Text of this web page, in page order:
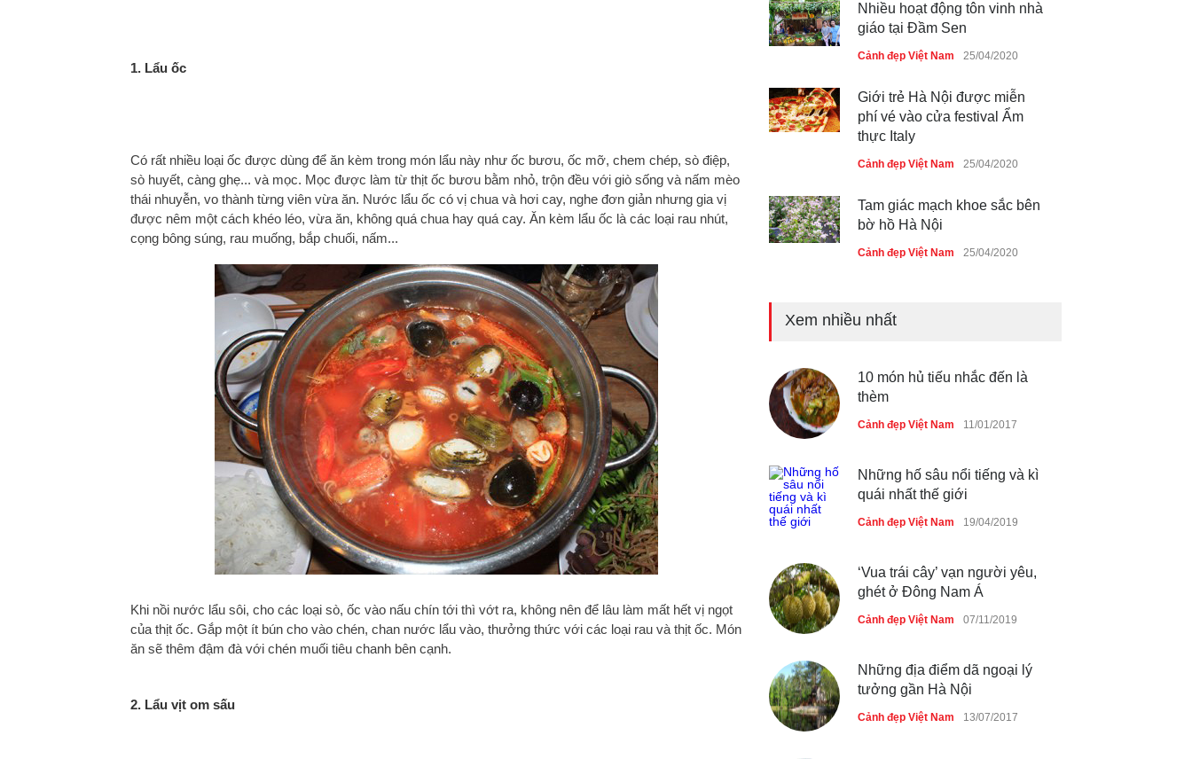
1. Lẩu ốc
Có rất nhiều loại ốc được dùng để ăn kèm trong món lẩu này như ốc bươu, ốc mỡ, chem chép, sò điệp,
sò huyết, càng ghẹ... và mọc. Mọc được làm từ thịt ốc bươu bằm nhỏ, trộn đều với giò sống và nấm mèo
thái nhuyễn, vo thành từng viên vừa ăn. Nước lẩu ốc có vị chua và hơi cay, nghe đơn giản nhưng gia vị
được nêm một cách khéo léo, vừa ăn, không quá chua hay quá cay. Ăn kèm lẩu ốc là các loại rau nhút,
cọng bông súng, rau muống, bắp chuối, nấm...
Khi nồi nước lẩu sôi, cho các loại sò, ốc vào nấu chín tới thì vớt ra, không nên để lâu làm mất hết vị ngọt
của thịt ốc. Gắp một ít bún cho vào chén, chan nước lẩu vào, thưởng thức với các loại rau và thịt ốc. Món
ăn sẽ thêm đậm đà với chén muối tiêu chanh bên cạnh.
2. Lẩu vịt om sấu
Nhiều hoạt động tôn vinh nhà
giáo tại Đầm Sen
Cảnh đẹp Việt Nam 25/04/2020
Giới trẻ Hà Nội được miễn
phí vé vào cửa festival Ẩm
thực Italy
Cảnh đẹp Việt Nam 25/04/2020
Tam giác mạch khoe sắc bên
bờ hồ Hà Nội
Cảnh đẹp Việt Nam 25/04/2020
du lịch quốc gia
Những món ăn đồng quê dân
dã ở Sài Gòn
Cảnh đẹp Việt Nam 25/04/2020
Xem nhiều nhất
10 món hủ tiếu nhắc đến là
thèm
Cảnh đẹp Việt Nam 11/01/2017
Những hố sâu nổi tiếng và kì
quái nhất thế giới
Cảnh đẹp Việt Nam 19/04/2019
‘Vua trái cây’ vạn người yêu,
ghét ở Đông Nam Á
Cảnh đẹp Việt Nam 07/11/2019
Những địa điểm dã ngoại lý
tưởng gần Hà Nội
Cảnh đẹp Việt Nam 13/07/2017